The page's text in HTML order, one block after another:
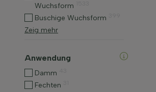
Wuchsform
Buschige Wuchsform
Zeig mehr
Anwendung
Damm
Fechten